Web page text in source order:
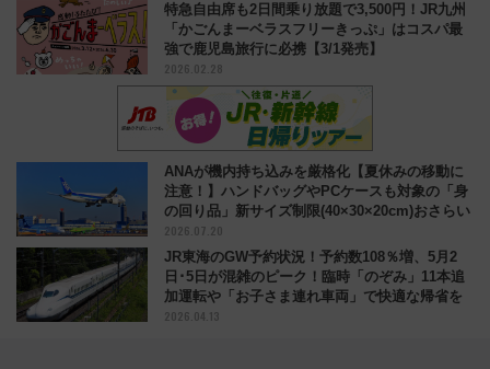
特急自由席も2日間乗り放題で3,500円！JR九州
「かごんまーベラスフリーきっぷ」はコスパ最
強で鹿児島旅行に必携【3/1発売】
2026.02.28
ANAが機内持ち込みを厳格化【夏休みの移動に
注意！】ハンドバッグやPCケースも対象の「身
の回り品」新サイズ制限(40×30×20cm)おさらい
2026.07.20
JR東海のGW予約状況！予約数108％増、5月2
日･5日が混雑のピーク！臨時「のぞみ」11本追
加運転や「お子さま連れ車両」で快適な帰省を
2026.04.13